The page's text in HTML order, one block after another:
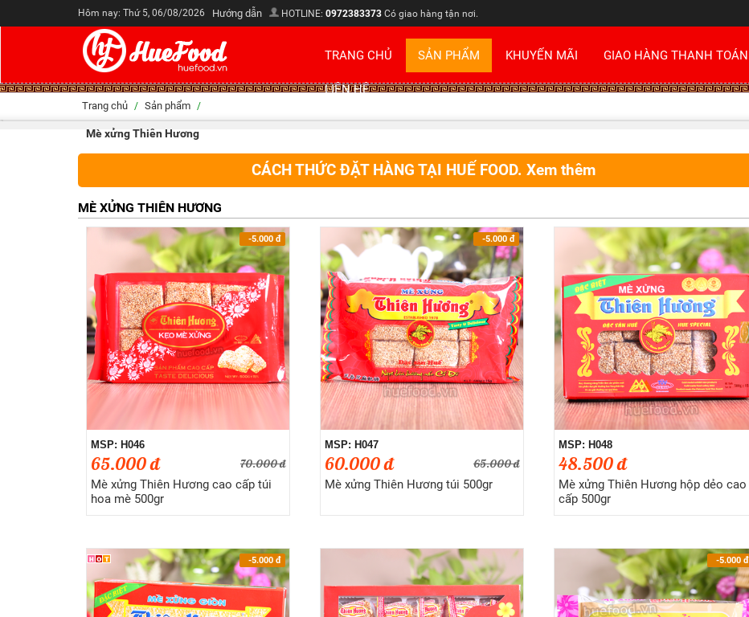
Hôm nay: Thứ 5, 06/08/2026 Hướng dẫn HOTLINE: 0972383373 Có giao hàng tận nơi.
TRANG CHỦ SẢN PHẨM KHUYẾN MÃI GIAO HÀNG THANH TOÁN
LIÊN HỆ
Trang chủ / Sản phẩm /
Mè xửng Thiên Hương
CÁCH THỨC ĐẶT HÀNG TẠI HUẾ FOOD. Xem thêm
MÈ XỬNG THIÊN HƯƠNG
MSP: H046
65.000 đ
70.000 đ
Mè xửng Thiên Hương cao cấp túi
hoa mè 500gr
-5.000 đ
MSP: H047
60.000 đ
65.000 đ
Mè xửng Thiên Hương túi 500gr
-5.000 đ
MSP: H048
48.500 đ
Mè xửng Thiên Hương hộp dẻo cao
cấp 500gr
-5.000 đ -5.000 đ